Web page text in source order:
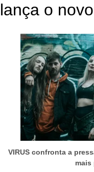
lança o
VIRUS confronta a
mais